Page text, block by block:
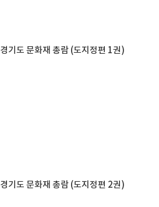
경기도 문화재 총람 (도지정편 1권)
경기도 문화재 총람 (도지정편 2권)